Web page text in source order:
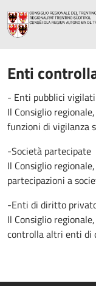
Enti
- Enti pubblici vigilati
Il Consiglio
funzioni di vigilanza
-Società partecipate
Il Consiglio
partecipazioni a
-Enti di diritto
Il Consiglio
controlla altri enti di